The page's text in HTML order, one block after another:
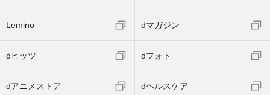
Lemino dマガジン
dヒッツ dフォト
dアニメストア dヘルスケア